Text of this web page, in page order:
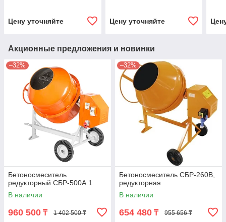
Цену уточняйте Цену уточняйте
Акционные предложения и новинки
–32%
Бетоносмеситель
редукторный СБР-500А.1
В наличии
960 500 ₸ 1 402 500 ₸
–32%
Бетоносмеситель СБР-260В,
редукторная
В наличии
654 480 ₸ 955 656 ₸